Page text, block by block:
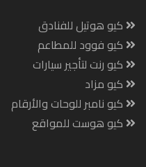
كيو هوتيل للفنادق
كيو فوود للمطاعم
كيو رنت لتأجير سيارات
كيو مزاد
كيو نامبر للوحات والأرقام
كيو هوست للمواقع